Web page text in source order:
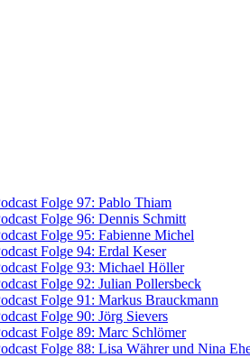
Folge 97: Pablo Thiam
Folge 96: Dennis Schmitt
Folge 95: Fabienne Michel
Folge 94: Erdal Keser
Folge 93: Michael Höller
Folge 92: Julian Pollersbeck
Folge 91: Markus Brauckmann
Folge 90: Jörg Sievers
Folge 89: Marc Schlömer
Folge 88: Lisa Währer und Nina